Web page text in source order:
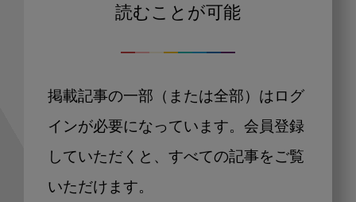
読むことが可能
掲載記事の一部（または全部）はログ
インが必要になっています。会員登録
していただくと、すべての記事をご覧
いただけます。